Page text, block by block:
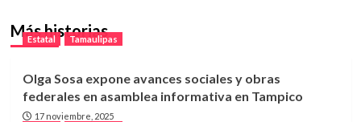
Más historias
Estatal Tamaulipas
Olga Sosa expone avances sociales y obras
federales en asamblea informativa en Tampico
17 noviembre, 2025